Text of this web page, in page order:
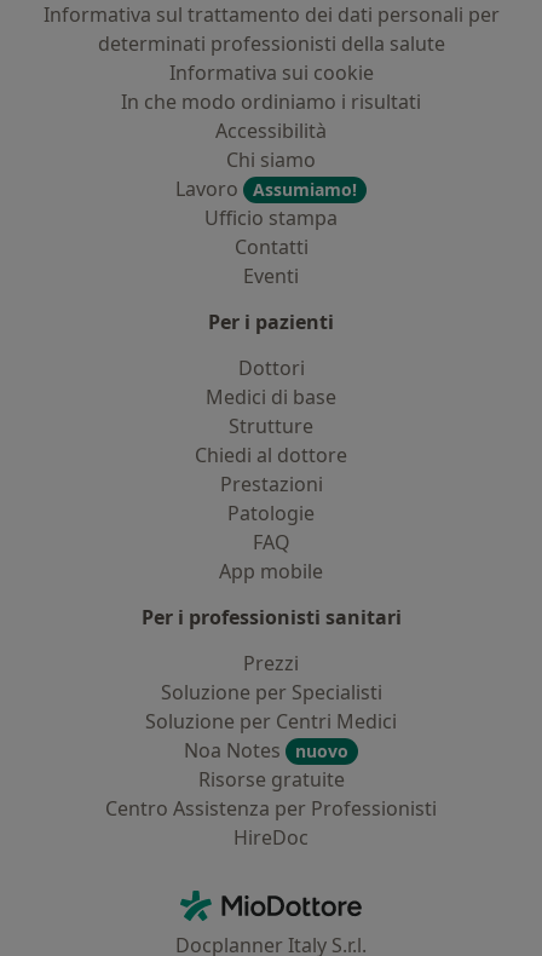
Informativa sul trattamento dei dati personali per
determinati professionisti della salute
Informativa sui cookie
In che modo ordiniamo i risultati
Accessibilità
Chi siamo
Lavoro
Assumiamo!
Ufficio stampa
Contatti
Eventi
Per i pazienti
Dottori
Medici di base
Strutture
Chiedi al dottore
Prestazioni
Patologie
FAQ
App mobile
Per i professionisti sanitari
Prezzi
Soluzione per Specialisti
Soluzione per Centri Medici
Noa Notes
nuovo
Risorse gratuite
Centro Assistenza per Professionisti
HireDoc
MioDottore - Homepage
Docplanner Italy S.r.l.